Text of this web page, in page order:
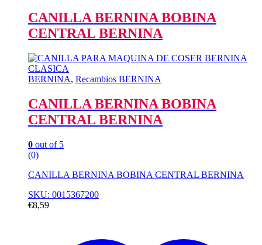
CANILLA BERNINA BOBINA
CENTRAL BERNINA
BERNINA, Recambios BERNINA
CANILLA BERNINA BOBINA
CENTRAL BERNINA
0 out of 5
(0)
CANILLA BERNINA BOBINA CENTRAL BERNINA
SKU: 0015367200
€8,59